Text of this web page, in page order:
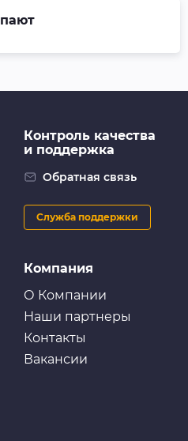
Компания
О Компании
Наши партнеры
Контакты
Вакансии
Контроль качества
и поддержка
Обратная связь
Служба поддержки